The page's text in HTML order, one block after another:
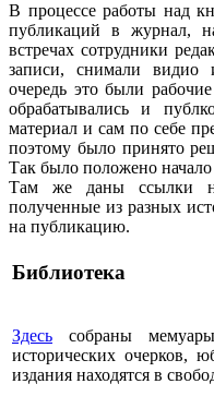
В процессе работы над
публикаций в журнал,
встречах сотрудники
записи, снимали видио
очередь это были
обрабатывались и
материал и сам по себе
поэтому было принято
Так было положено
Там же даны ссылки
полученные из разных
на публикацию.
Библиотека
Здесь собраны
исторических очерков,
издания находятся в